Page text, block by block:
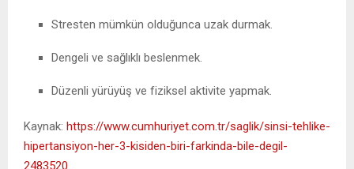
Stresten mümkün olduğunca uzak durmak.
Dengeli ve sağlıklı beslenmek.
Düzenli yürüyüş ve fiziksel aktivite yapmak.
Kaynak: https://www.cumhuriyet.com.tr/saglik/sinsi-tehlike-
hipertansiyon-her-3-kisiden-biri-farkinda-bile-degil-
2483520